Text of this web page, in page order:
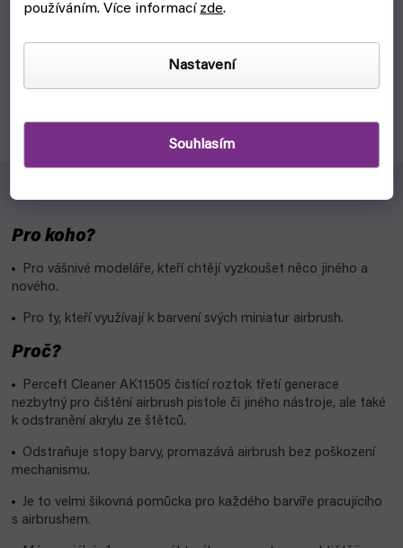
používáním. Více informacízde.
Nastavení
Souhlasím
ukončeno
1 299 Kč Detail
Air Brush Kit model BD-180 je stříkací pistole s tryskou 0,2mm
Pro koho?
Pro vášnivé modeláře, kteří chtějí vyzkoušet něco jiného a
nového.
Pro ty, kteří využívají k barvení svých miniatur airbrush.
Proč?
Perceft Cleaner AK11505 čistící roztok třetí generace
nezbytný pro čištění airbrush pistole či jiného nástroje, ale také
k odstranění akrylu ze štětců.
Odstraňuje stopy barvy, promazává airbrush bez poškození
mechanismu.
Je to velmi šikovná pomůcka pro každého barvíře pracujícího
s airbrushem.